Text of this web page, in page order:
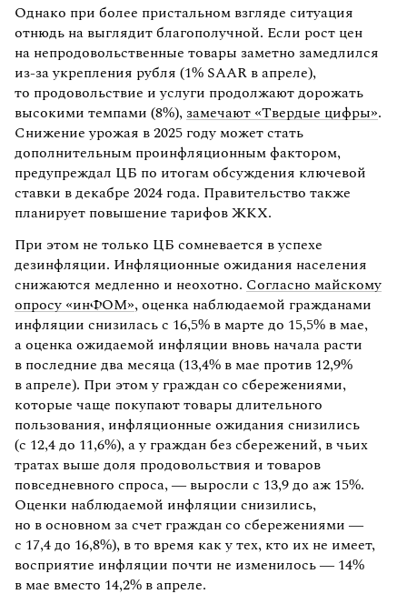
Однако при более пристальном взгляде ситуация
отнюдь на выглядит благополучной. Если рост цен
на непродовольственные товары заметно замедлился
из-за укрепления рубля (1% SAAR в апреле),
то продовольствие и услуги продолжают дорожать
высокими темпами (8%), замечают «Твердые цифры».
Снижение урожая в 2025 году может стать
дополнительным проинфляционным фактором,
предупреждал ЦБ по итогам обсуждения ключевой
ставки в декабре 2024 года. Правительство также
планирует повышение тарифов ЖКХ.
При этом не только ЦБ сомневается в успехе
дезинфляции. Инфляционные ожидания населения
снижаются медленно и неохотно. Согласно майскому
опросу «инФОМ», оценка наблюдаемой гражданами
инфляции снизилась с 16,5% в марте до 15,5% в мае,
а оценка ожидаемой инфляции вновь начала расти
в последние два месяца (13,4% в мае против 12,9%
в апреле). При этом у граждан со сбережениями,
которые чаще покупают товары длительного
пользования, инфляционные ожидания снизились
(с 12,4 до 11,6%), а у граждан без сбережений, в чьих
тратах выше доля продовольствия и товаров
повседневного спроса, — выросли с 13,9 до аж 15%.
Оценки наблюдаемой инфляции снизились,
но в основном за счет граждан со сбережениями —
с 17,4 до 16,8%), в то время как у тех, кто их не имеет,
восприятие инфляции почти не изменилось — 14%
в мае вместо 14,2% в апреле.